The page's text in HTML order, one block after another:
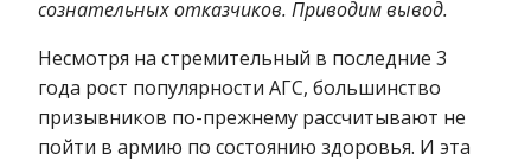
сознательных отказчиков. Приводим вывод.
Несмотря на стремительный в последние 3
года рост популярности АГС, большинство
призывников по-прежнему рассчитывают не
пойти в армию по состоянию здоровья. И эта